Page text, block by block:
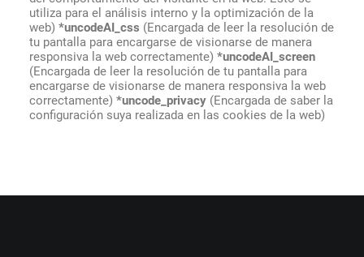
utiliza para el análisis interno y la optimización de la
web) *uncodeAI_css (Encargada de leer la resolución de
tu pantalla para encargarse de visionarse de manera
responsiva la web correctamente) *uncodeAI_screen
(Encargada de leer la resolución de tu pantalla para
encargarse de visionarse de manera responsiva la web
correctamente) *uncode_privacy (Encargada de saber la
configuración suya realizada en las cookies de la web)